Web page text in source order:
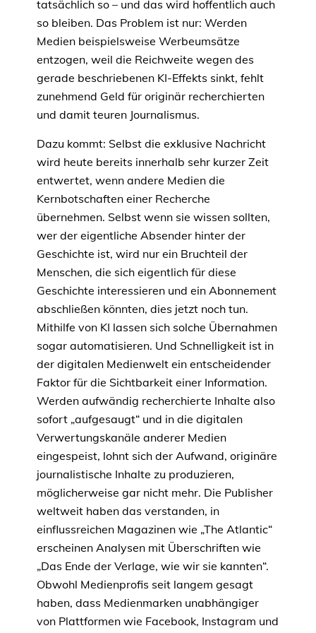
tatsächlich so – und das wird hoffentlich auch
so bleiben. Das Problem ist nur: Werden
Medien beispielsweise Werbeumsätze
entzogen, weil die Reichweite wegen des
gerade beschriebenen KI-Effekts sinkt, fehlt
zunehmend Geld für originär recherchierten
und damit teuren Journalismus.
Dazu kommt: Selbst die exklusive Nachricht
wird heute bereits innerhalb sehr kurzer Zeit
entwertet, wenn andere Medien die
Kernbotschaften einer Recherche
übernehmen. Selbst wenn sie wissen sollten,
wer der eigentliche Absender hinter der
Geschichte ist, wird nur ein Bruchteil der
Menschen, die sich eigentlich für diese
Geschichte interessieren und ein Abonnement
abschließen könnten, dies jetzt noch tun.
Mithilfe von KI lassen sich solche Übernahmen
sogar automatisieren. Und Schnelligkeit ist in
der digitalen Medienwelt ein entscheidender
Faktor für die Sichtbarkeit einer Information.
Werden aufwändig recherchierte Inhalte also
sofort „aufgesaugt“ und in die digitalen
Verwertungskanäle anderer Medien
eingespeist, lohnt sich der Aufwand, originäre
journalistische Inhalte zu produzieren,
möglicherweise gar nicht mehr. Die Publisher
weltweit haben das verstanden, in
einflussreichen Magazinen wie „The Atlantic“
erscheinen Analysen mit Überschriften wie
„Das Ende der Verlage, wie wir sie kannten“.
Obwohl Medienprofis seit langem gesagt
haben, dass Medienmarken unabhängiger
von Plattformen wie Facebook, Instagram und